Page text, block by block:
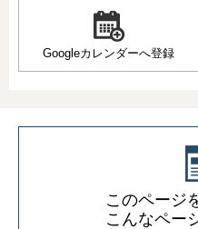
Googleカレンダーへ登録
このページ
こんなペー